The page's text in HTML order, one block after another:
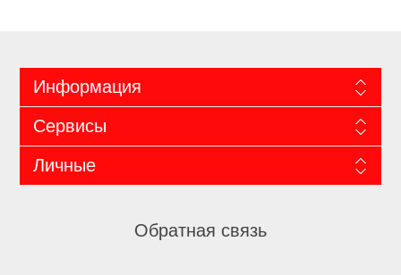
Информация
Сервисы
Личные
Обратная связь